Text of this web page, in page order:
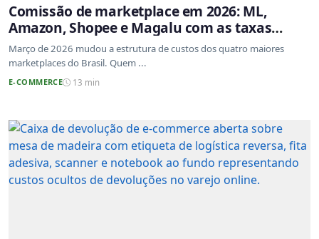
Comissão de marketplace em 2026: ML,
Amazon, Shopee e Magalu com as taxas
atualizadas
Março de 2026 mudou a estrutura de custos dos quatro maiores
marketplaces do Brasil. Quem ...
E-COMMERCE 13 min